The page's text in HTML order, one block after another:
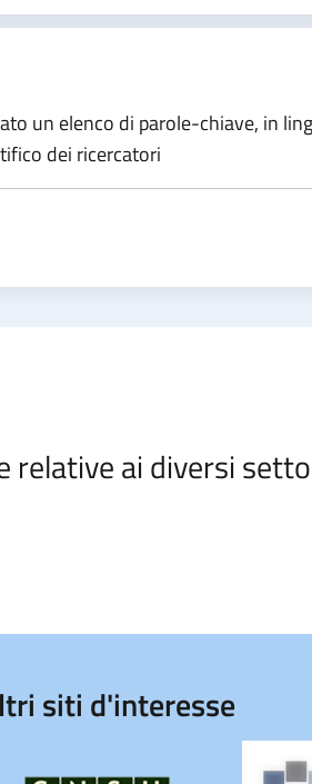
un elenco di parole-chiave, in
dei ricercatori
relative ai diversi
siti d'interesse